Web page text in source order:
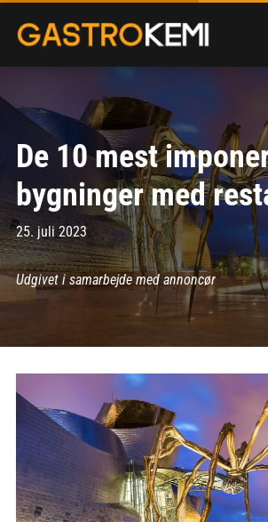
De 10 mest
bygninger med
25. juli 2023
Udgivet i samarbejde med annoncør